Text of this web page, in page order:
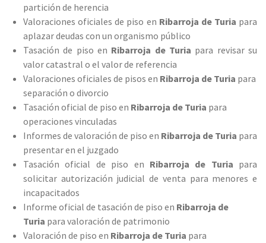
partición de herencia
Valoraciones oficiales de piso en Ribarroja de Turia para
aplazar deudas con un organismo público
Tasación de piso en Ribarroja de Turia para revisar su
valor catastral o el valor de referencia
Valoraciones oficiales de pisos en Ribarroja de Turia para
separación o divorcio
Tasación oficial de piso en Ribarroja de Turia para
operaciones vinculadas
Informes de valoración de piso en Ribarroja de Turia para
presentar en el juzgado
Tasación oficial de piso en Ribarroja de Turia para
solicitar autorización judicial de venta para menores e
incapacitados
Informe oficial de tasación de piso en Ribarroja de
Turia para valoración de patrimonio
Valoración de piso en Ribarroja de Turia para